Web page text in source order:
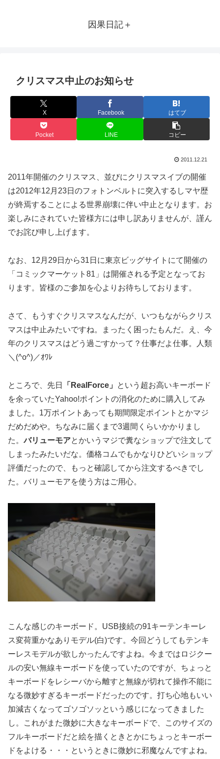
因果日記＋
クリスマス中止のお知らせ
X Facebook はてブ
Pocket LINE コピー
2011.12.21
2011年開催のクリスマス、並びにクリスマスイブの開催
は2012年12月23日のフォトンベルトに突入するしマヤ歴
が終焉することによる世界崩壊に伴い中止となります。お
楽しみにされていた皆様方には申し訳ありませんが、謹ん
でお詫び申し上げます。
なお、12月29日から31日に東京ビッグサイトにて開催の
「コミックマーケット81」は開催される予定となってお
ります。皆様のご参加を心よりお待ちしております。
さて、もうすぐクリスマスなんだが、いつもながらクリス
マスは中止みたいですね。まったく困ったもんだ。え、今
年のクリスマスはどう過ごすかって？仕事だよ仕事。人類
＼(^o^)／ｵﾜﾚ
ところで、先日 「RealForce」
という超お高いキーボード
を余っていたYahoo!ポイントの消化のために購入してみ
ました。1万ポイントあっても期間限定ポイントとかマジ
だめだめや。ちなみに届くまで3週間くらいかかりまし
た。バリューモアとかいうマジで糞なショップで注文して
しまったみたいだな。価格コムでもかなりひどいショップ
評価だったので、もっと確認してから注文するべきでし
た。バリューモアを使う方はご用心。
こんな感じのキーボード。USB接続の91キーテンキーレ
ス変荷重かなありモデル(白)です。今回どうしてもテンキ
ーレスモデルが欲しかったんですよね。今まではロジクー
ルの安い無線キーボードを使っていたのですが、ちょっと
キーボードをレシーバから離すと無線が切れて操作不能に
なる微妙すぎるキーボードだったのです。打ち心地もいい
加減古くなってゴソゴソッという感じになってきました
し。これがまた微妙に大きなキーボードで、このサイズの
フルキーボードだと絵を描くときとかにちょっとキーボー
ドをよける・・・というときに微妙に邪魔なんですよね。